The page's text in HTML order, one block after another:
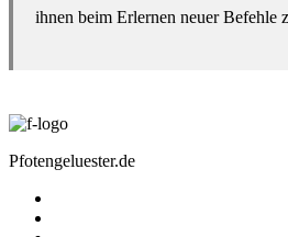
ihnen beim Erlernen neuer Befehle
Pfotengeluester.de